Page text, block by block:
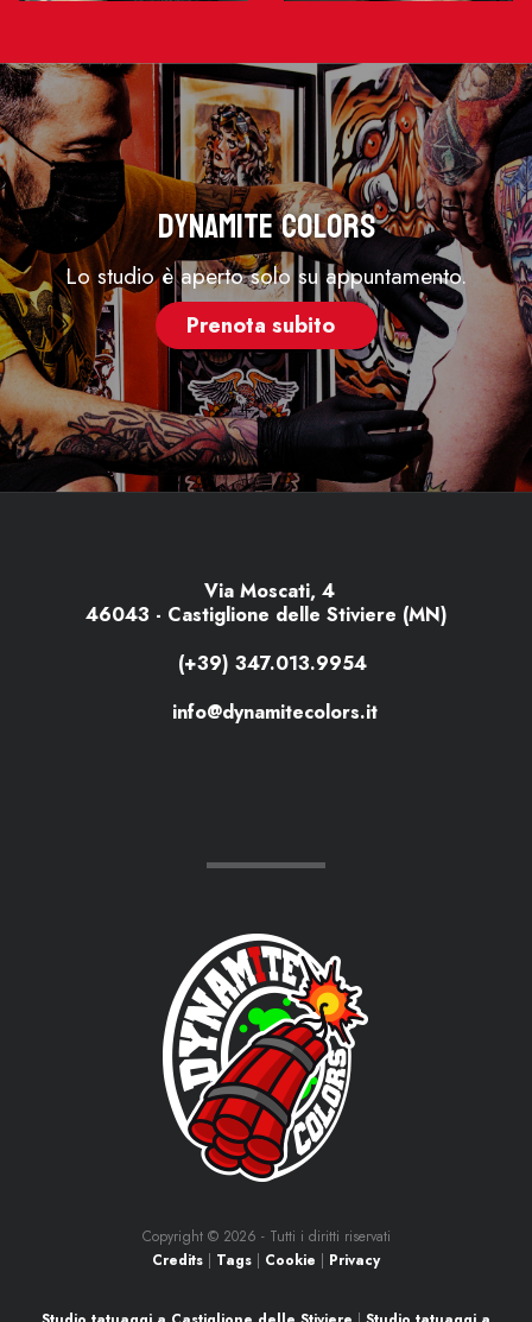
Dynamite Colors
Lo studio è aperto solo su appuntamento.
Prenota subito
Via Moscati, 4
46043 - Castiglione delle Stiviere (MN)
(+39) 347.013.9954
info@dynamitecolors.it
Copyright © 2026 - Tutti i diritti riservati
Credits | Tags | Cookie | Privacy